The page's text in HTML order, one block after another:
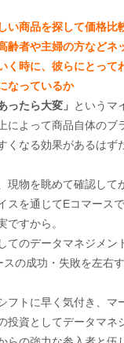
い商品を探して価格比
齢者や主婦の方などネ
く時に、彼らにとって
なっているか
ったら大変」 というマ
によって商品自体のブ
くなる効果があるはず
現物を眺めて確認して
スを通じてEコマース
ですから。
てのデータマネジメン
の成功・失敗を左右
フトに早く気付き、マ
投資としてデータマネ